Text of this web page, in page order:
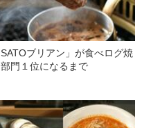
SATOブリアン」が食べログ焼
門１位になるまで